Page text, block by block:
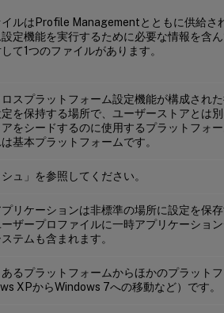
イルはProfile Managementとともに供給さ
定機能を実行するために必要な情報を含
て1つのファイルがあります。
ロスプラットフォーム設定機能が構成され
を保持する場所で、ユーザーストアとは
をシードするのに使用するプラットフォ
基本プラットフォームです。
シュ」を参照してください。
プリケーションは非標準の場所に設定を保
ザープロファイルに一時アプリケーショ
テムも含まれます。
るプラットフォームからほかのプラット
XPからWindows 7への移動など）です。